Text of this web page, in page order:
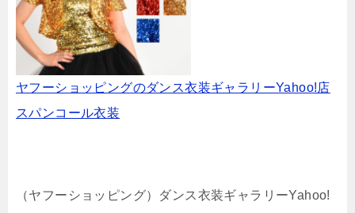
ヤフーショッピングのダンス衣装ギャラリーYahoo!店
スパンコール衣装
（ヤフーショッピング）ダンス衣装ギャラリーYahoo!